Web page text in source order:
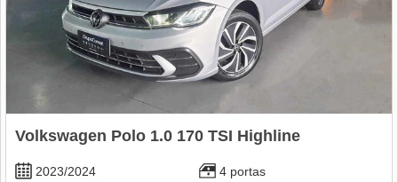
Volkswagen Polo 1.0 170 TSI Highline
2023/2024
4 portas